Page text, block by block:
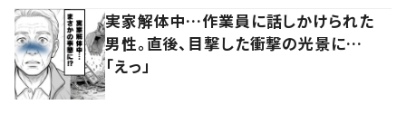
実家解体中…作業員に話しかけられた
男性。直後、目撃した衝撃の光景に…
「えっ」